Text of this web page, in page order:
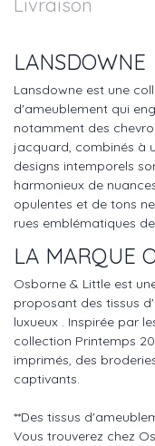
LANSDOWNE
Lansdowne est une
d'ameublement qui
notamment des
jacquard, combinés à
designs intemporels
harmonieux de
opulentes et de tons
rues emblématiques
LA MARQUE
Osborne & Little est
proposant des tissus
luxueux . Inspirée par
collection Printemps
imprimés, des
captivants.
**Des tissus
Vous trouverez chez